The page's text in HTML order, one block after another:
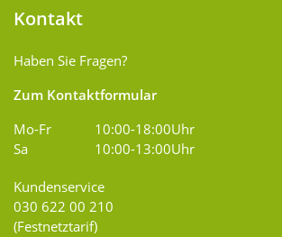
Kontakt
Haben Sie Fragen?
Zum Kontaktformular
Mo-Fr
10:00-18:00Uhr
Sa
10:00-13:00Uhr
Kundenservice
030 622 00 210
(Festnetztarif)